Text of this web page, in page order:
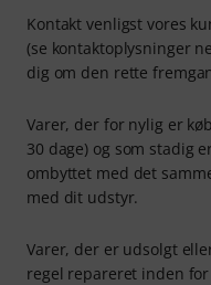
Kontakt venligst vores
(se kontaktoplysninger
dig om den rette
Varer, der for nylig er
30 dage) og som stadig
ombyttet med det
med dit udstyr.
Varer, der er udsolgt
regel repareret inden